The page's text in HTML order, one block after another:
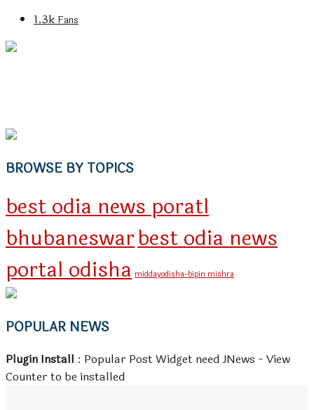
1.3k Fans
BROWSE BY TOPICS
best odia news poratl
bhubaneswarbest odia news
portal odisha middayodisha-bipin mishra
POPULAR NEWS
Plugin Install : Popular Post Widget need JNews - View
Counter to be installed